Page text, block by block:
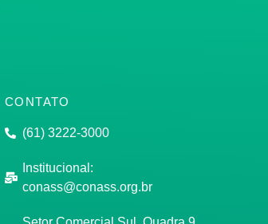
CONTATO
(61) 3222-3000
Institucional:
conass@conass.org.br